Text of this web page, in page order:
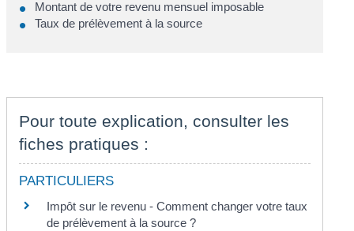
Montant de votre revenu mensuel imposable
Taux de prélèvement à la source
Pour toute explication, consulter les
fiches pratiques :
PARTICULIERS
Impôt sur le revenu - Comment changer votre taux
de prélèvement à la source ?